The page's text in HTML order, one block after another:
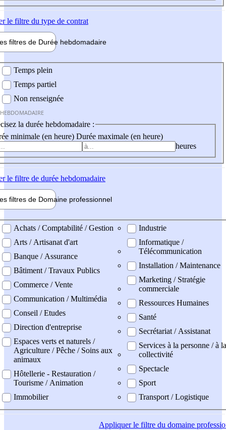
le filtre du type de contrat
filtres de Durée hebdomadaire
Temps plein
Temps partiel
Non renseignée
la durée hebdomadaire :
minimale (en heure) Durée maximale (en heure)
heures
le filtre de durée hebdomadaire
filtres de Domaine professionnel
professionel
Achats / Comptabilité / Gestion
Arts / Artisanat d'art
Banque / Assurance
Bâtiment / Travaux Publics
Commerce / Vente
Communication / Multimédia
Conseil / Etudes
Direction d'entreprise
Espaces verts et naturels /
Agriculture / Pêche / Soins aux
animaux
Hôtellerie - Restauration /
Tourisme / Animation
Immobilier
Industrie
Informatique /
Télécommunication
Installation / Maintenance
Marketing / Stratégie
commerciale
Ressources Humaines
Santé
Secrétariat / Assistanat
Services à la personne / à la
collectivité
Spectacle
Sport
Transport / Logistique
Appliquerle filtre du domaine